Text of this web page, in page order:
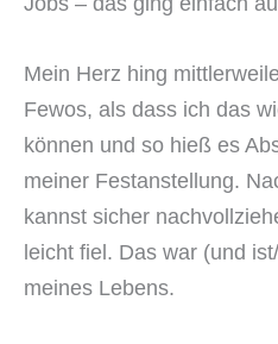
Mein Herz hing
Fewos, als dass ich das
können und so hieß es
meiner Festanstellung.
kannst sicher
leicht fiel. Das war (und
meines Lebens.